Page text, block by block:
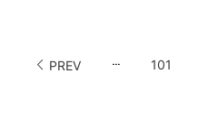
PREV ... 101